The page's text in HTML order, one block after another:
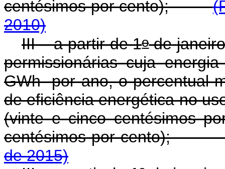
centésimos por cento);
2010)
III – a partir de 1ode
permissionárias cuja
GWh por ano, o percentual
de eficiência energética no
(vinte e cinco centésimos
centésimos por
de 2015)